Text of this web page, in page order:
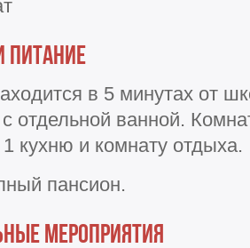
питание
в 5 минутах от
отдельной ванной.
кухню и комнату отдыха.
пансион.
мероприятия